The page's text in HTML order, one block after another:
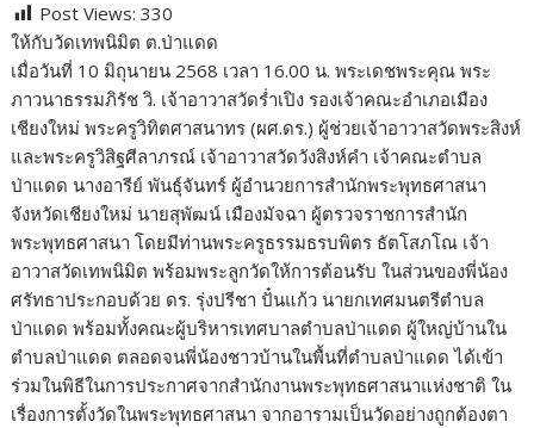
e
b
o
o
k
itt
er
d
di
t
e
g
er
bl
r
e
st
y
Li
n
k
e
Post Views: 330
ให้กับวัดเทพนิมิต ต.ป่าแดด
เมื่อวันที่ 10 มิถุนายน 2568 เวลา 16.00 น. พระเดชพระคุณ พระ
ภาวนาธรรมภิรัช วิ. เจ้าอาวาสวัดร่ำเปิง รองเจ้าคณะอำเภอเมือง
เชียงใหม่ พระครูวิทิตศาสนาทร (ผศ.ดร.) ผู้ช่วยเจ้าอาวาสวัดพระสิงห์
และพระครูวิสิฐศีลาภรณ์ เจ้าอาวาสวัดวังสิงห์คำ เจ้าคณะตำบล
ป่าแดด นางอารีย์ พันธุ์จันทร์ ผู้อำนวยการสำนักพระพุทธศาสนา
จังหวัดเชียงใหม่ นายสุพัฒน์ เมืองมัจฉา ผู้ตรวจราชการสำนัก
พระพุทธศาสนา โดยมีท่านพระครูธรรมธรบพิตร ธัตโสภโณ เจ้า
อาวาสวัดเทพนิมิต พร้อมพระลูกวัดให้การต้อนรับ ในส่วนของพี่น้อง
ศรัทธาประกอบด้วย ดร. รุ่งปรีชา ปั๋นแก้ว นายกเทศมนตรีตำบล
ป่าแดด พร้อมทั้งคณะผู้บริหารเทศบาลตำบลป่าแดด ผู้ใหญ่บ้านใน
ตำบลป่าแดด ตลอดจนพี่น้องชาวบ้านในพื้นที่ตำบลป่าแดด ได้เข้า
ร่วมในพิธีในการประกาศจากสำนักงานพระพุทธศาสนาแห่งชาติ ใน
เรื่องการตั้งวัดในพระพุทธศาสนา จากอารามเป็นวัดอย่างถูกต้องตา